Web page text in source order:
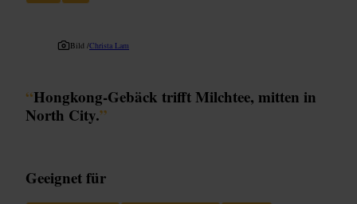
Bild /Christa Lam
“Hongkong-Gebäck trifft Milchtee, mitten in
North City.”
Geeignet für